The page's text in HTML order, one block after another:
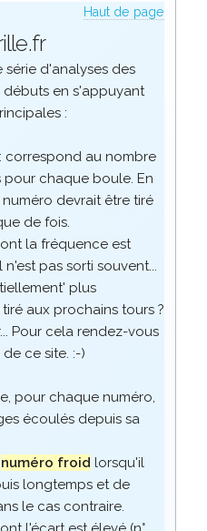
Haut de page
d'analyses des
débuts en s'appuyant
:
: correspond au nombre
pour chaque boule. En
devrait être tiré
de fois.
la fréquence est
pas sorti souvent...
plus
aux prochains tours ?
Pour cela rendez-vous
de ce site. :-)
pour chaque numéro,
écoulés depuis sa
numéro froid lorsqu'il
longtemps et de
le cas contraire.